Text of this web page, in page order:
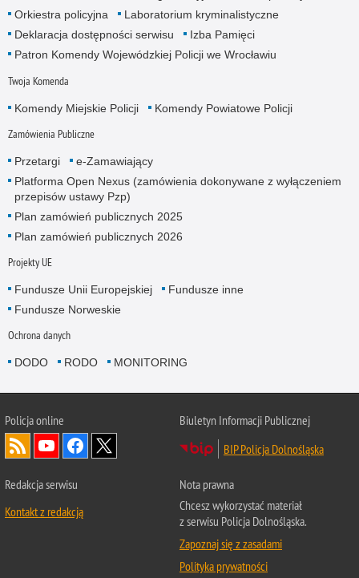
Orkiestra policyjna
Laboratorium kryminalistyczne
Deklaracja dostępności serwisu
Izba Pamięci
Patron Komendy Wojewódzkiej Policji we Wrocławiu
Twoja Komenda
Komendy Miejskie Policji Komendy Powiatowe Policji
Zamówienia Publiczne
Przetargi
e-Zamawiający
Platforma Open Nexus (zamówienia dokonywane z wyłączeniem
przepisów ustawy Pzp)
Plan zamówień publicznych 2025
Plan zamówień publicznych 2026
Projekty UE
Fundusze Unii Europejskiej
Fundusze inne
Fundusze Norweskie
Ochrona danych
DODO RODO MONITORING
Policjaonline
Biuletyn Informacji Publicznej
BIP Policja Dolnośląska
Redakcja serwisu
Kontakt z redakcją
Nota prawna
Chcesz wykorzystać materiał
z serwisu Policja Dolnośląska.
Zapoznaj się z zasadami
Polityka prywatności